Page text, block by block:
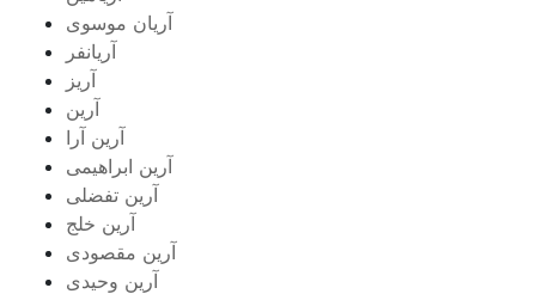
آریان موسوی
آریانفر
آریز
آرین
آرین آرا
آرین ابراهیمی
آرین تفضلی
آرین خلج
آرین مقصودی
آرین وحیدی